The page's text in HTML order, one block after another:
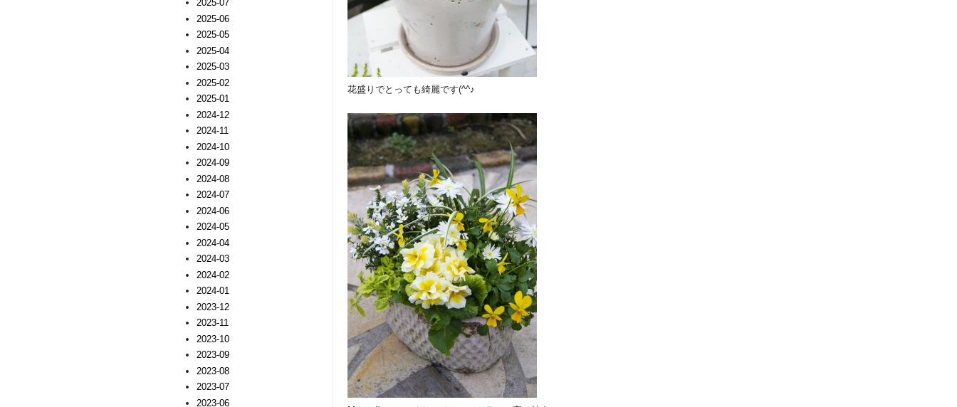
花盛りでとっても綺麗です(^^♪
2025-07
2025-06
2025-05
2025-04
2025-03
2025-02
2025-01
2024-12
2024-11
2024-10
2024-09
2024-08
2024-07
2024-06
2024-05
2024-04
2024-03
2024-02
2024-01
2023-12
2023-11
2023-10
2023-09
2023-08
2023-07
2023-06